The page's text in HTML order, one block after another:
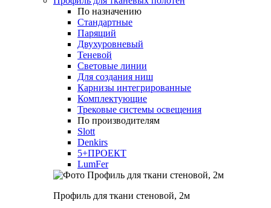
По назначению
Стандартные
Парящий
Двухуровневый
Теневой
Световые линии
Для создания ниш
Карнизы интегрированные
Комплектующие
Трековые системы освещения
По производителям
Slott
Denkirs
5+ПРОЕКТ
LumFer
Профиль для ткани стеновой, 2м